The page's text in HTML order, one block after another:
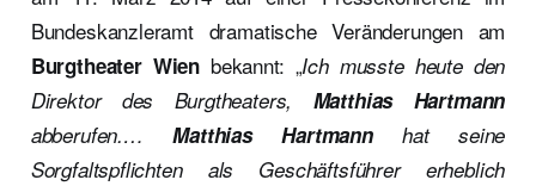
Bundeskanzleramt dramatische Veränderungen am
Burgtheater Wien bekannt: „Ich musste heute den
Direktor des Burgtheaters, Matthias Hartmann
abberufen.…Matthias Hartmannhat seine
Sorgfaltspflichten als Geschäftsführer erheblich